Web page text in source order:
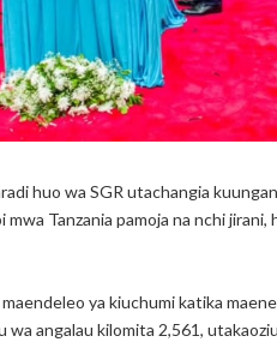
huo wa SGR utachangia
Tanzania pamoja na nchi
ya kiuchumi katika
angalau kilomita 2,561,